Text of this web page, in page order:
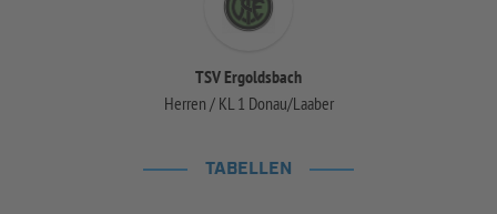
TSV Ergoldsbach
Herren / KL 1 Donau/Laaber
TABELLEN